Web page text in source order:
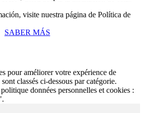
visite nuestra página de Política de
SABER MÁS
pour améliorer votre expérience de
classés ci-dessous par catégorie.
données personnelles et cookies :